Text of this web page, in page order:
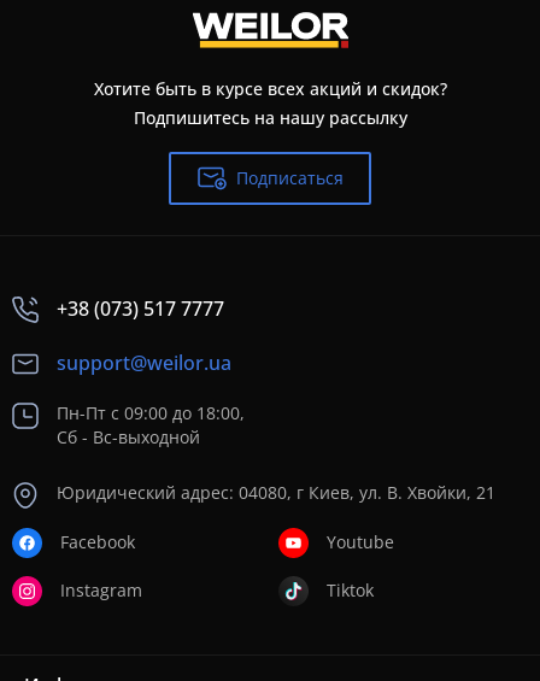
Хотите быть в курсе всех акций и скидок?
Подпишитесь на нашу рассылку
Подписаться
+38 (073) 517 7777
support@weilor.ua
Пн-Пт с 09:00 до 18:00,
Сб - Вс-выходной
Юридический адрес: 04080, г Киев, ул. В. Хвойки, 21
Facebook
Instagram
Youtube
Tiktok